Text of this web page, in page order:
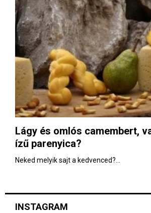
Lágy és omlós camembert,
ízű parenyica?
Neked melyik sajt a kedvenced?...
INSTAGRAM